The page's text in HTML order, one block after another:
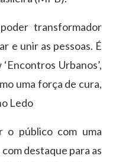
transformador
e unir as pessoas. É
Urbanos’,
uma força de cura,
Ledo
o público com uma
destaque para as